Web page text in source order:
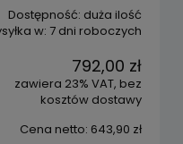
Dostępność: duża ilość
w: 7 dni roboczych
792,00 zł
zawiera 23% VAT, bez
kosztów dostawy
Cena netto: 643,90 zł